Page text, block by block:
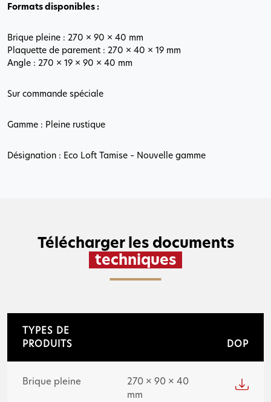
Formats disponibles :
Brique pleine : 270 × 90 × 40 mm
Plaquette de parement : 270 × 40 × 19 mm
Angle : 270 × 19 × 90 × 40 mm
Sur commande spéciale
Gamme : Pleine rustique
Désignation : Eco Loft Tamise – Nouvelle gamme
Télécharger les documents
techniques
TYPES DE
PRODUITS
DOP
Brique pleine
270 × 90 × 40
mm